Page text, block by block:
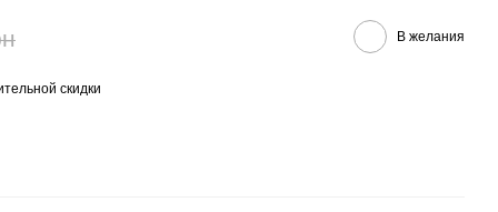
В желания
скидки